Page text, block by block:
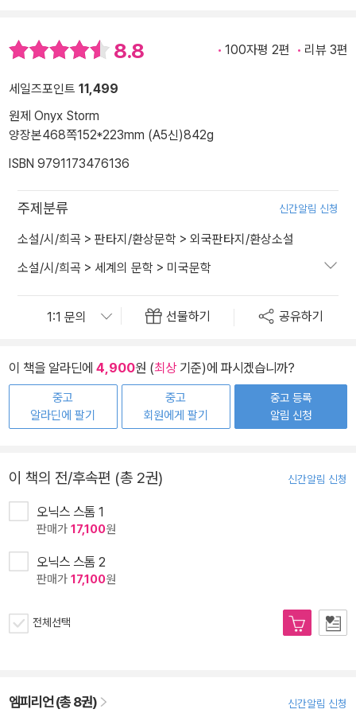
8.8 100자평 2편 리뷰 3편
세일즈포인트 11,499
원제 Onyx Storm
양장본468쪽152*223mm (A5신)842g
ISBN 9791173476136
주제분류 신간알림 신청
소설/시/희곡 > 판타지/환상문학 > 외국판타지/환상소설
소설/시/희곡 > 세계의 문학 > 미국문학
선물하기 공유하기
이 책을 알라딘에 4,900원 (최상기준)에 파시겠습니까?
중고
알라딘에 팔기
중고
회원에게 팔기
중고 등록
알림 신청
이 책의 전/후속편 (총 2권) 신간알림 신청
오닉스 스톰 1
판매가 17,100원
오닉스 스톰 2
판매가 17,100원
전체선택
엠피리언 (총 8권) 신간알림 신청